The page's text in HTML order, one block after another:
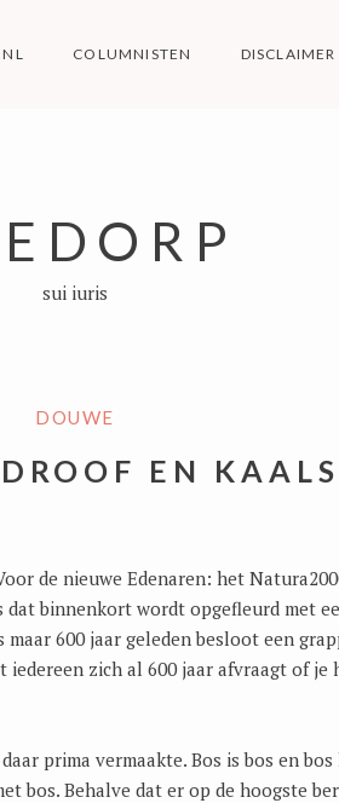
COLUMNISTEN DISCLAIMER
sui iuris
DOUWE
EN
de nieuwe Edenaren: het
binnenkort wordt opgefleurd met
600 jaar geleden besloot een
iedereen zich al 600 jaar afvraagt of je
prima vermaakte. Bos is bos en
bos. Behalve dat er op de hoogste